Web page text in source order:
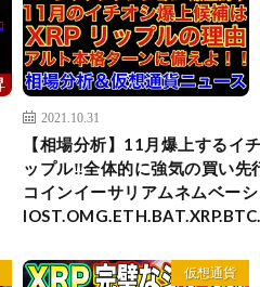
2021.10.31
【相場分析】11月爆上するイ
ップル‼️全体的に強気の買い先
コインイーサリアムネムベー
仮想通貨